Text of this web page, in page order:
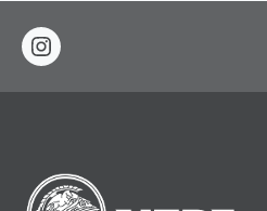
instagram